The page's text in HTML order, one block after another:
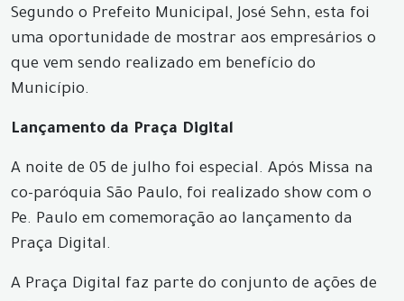
Segundo o Prefeito Municipal, José Sehn, esta foi
uma oportunidade de mostrar aos empresários o
que vem sendo realizado em benefício do
Município.
Lançamento da Praça Digital
A noite de 05 de julho foi especial. Após Missa na
co-paróquia São Paulo, foi realizado show com o
Pe. Paulo em comemoração ao lançamento da
Praça Digital.
A Praça Digital faz parte do conjunto de ações de